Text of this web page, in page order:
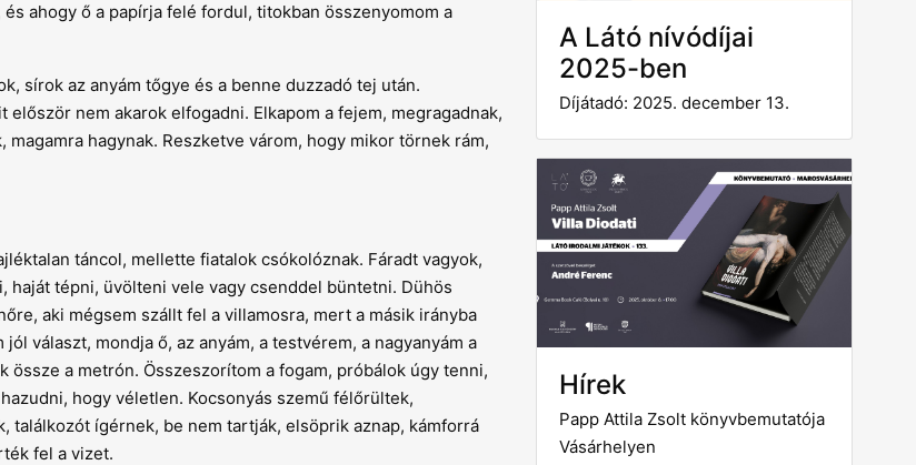
ahogy ő a papírja felé fordul, titokban összenyomom a
sírok az anyám tőgye és a benne duzzadó tej után.
nem akarok elfogadni. Elkapom a fejem, megragadnak,
hagynak. Reszketve várom, hogy mikor törnek rám,
táncol, mellette fiatalok csókolóznak. Fáradt vagyok,
haját tépni, üvölteni vele vagy csenddel büntetni. Dühös
aki mégsem szállt fel a villamosra, mert a másik irányba
választ, mondja ő, az anyám, a testvérem, a nagyanyám a
a metrón. Összeszorítom a fogam, próbálok úgy tenni,
hogy véletlen. Kocsonyás szemű félőrültek,
ígérnek, be nem tartják, elsöprik aznap, kámforrá
fel a vizet.
A Látó nívódíjai
2025-ben
Díjátadó: 2025. december 13.
Hírek
Papp Attila Zsolt könyvbemutatója
Vásárhelyen